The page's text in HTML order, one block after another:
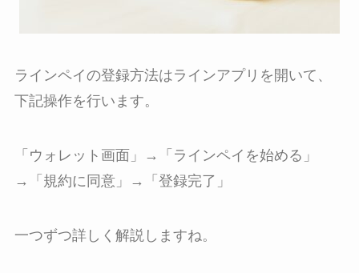
ラインペイの登録方法はラインアプリを開いて、
下記操作を行います。
「ウォレット画面」→「ラインペイを始める」
→「規約に同意」→「登録完了」
一つずつ詳しく解説しますね。